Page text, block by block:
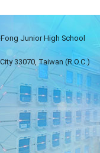
Junior High School
33070, Taiwan (R.O.C.)